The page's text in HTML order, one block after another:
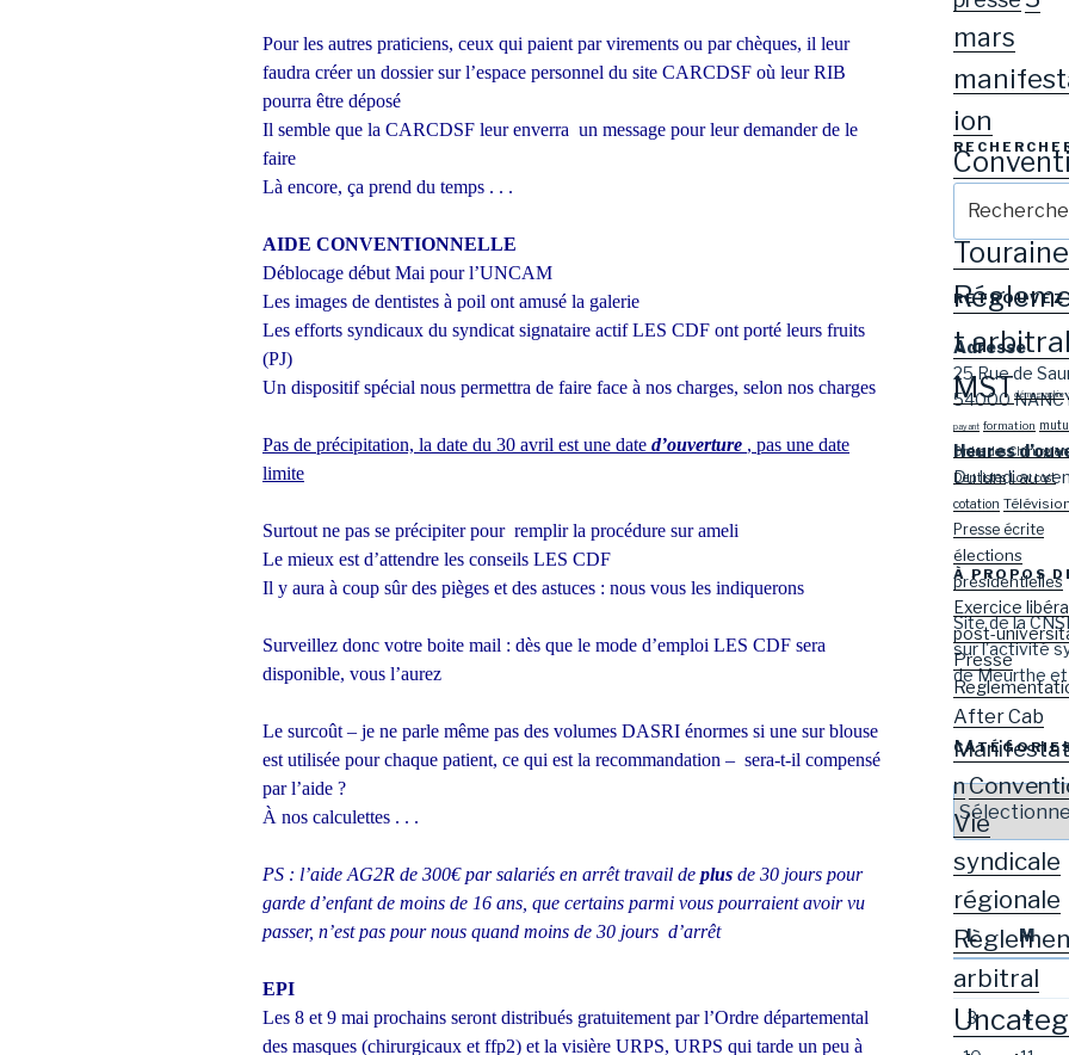
Pour les autres praticiens, ceux qui paient par virements ou par chèques, il leur
faudra créer un dossier sur l’espace personnel du site CARCDSF où leur RIB
pourra être déposé
Il semble que la CARCDSF leur enverra un message pour leur demander de le
faire
Là encore, ça prend du temps . . .
AIDE CONVENTIONNELLE
Déblocage début Mai pour l’UNCAM
Les images de dentistes à poil ont amusé la galerie
Les efforts syndicaux du syndicat signataire actif LES CDF ont porté leurs fruits
(PJ)
Un dispositif spécial nous permettra de faire face à nos charges, selon nos charges
Pas de précipitation, la date du 30 avril est une date d’ouverture , pas une date
limite
Surtout ne pas se précipiter pour remplir la procédure sur ameli
Le mieux est d’attendre les conseils LES CDF
Il y aura à coup sûr des pièges et des astuces : nous vous les indiquerons
Surveillez donc votre boite mail : dès que le mode d’emploi LES CDF sera
disponible, vous l’aurez
Le surcoût – je ne parle même pas des volumes DASRI énormes si une sur blouse
est utilisée pour chaque patient, ce qui est la recommandation – sera-t-il compensé
par l’aide ?
À nos calculettes . . .
PS : l’aide AG2R de 300€ par salariés en arrêt travail de plus de 30 jours pour
garde d’enfant de moins de 16 ans, que certains parmi vous pourraient avoir vu
passer, n’est pas pour nous quand moins de 30 jours d’arrêt
EPI
Les 8 et 9 mai prochains seront distribués gratuitement par l’Ordre départemental
des masques (chirurgicaux et ffp2) et la visière URPS, URPS qui tarde un peu à
mars
ion
nMarisol
Touraine
t
MSTdémographie
payant formation
Ordre des
Dentistes Low cost
cotation
Presse écrite
élections
présidentielles
Exercice
post-
Presse
After Cab
n
Vie
syndicale
régionale
arbitral
pour
:
Adresse
25 Rue de
54000
Heures
Du lundi au
À PROPOS
Site de la
sur l'activité
de Meurthe
Catégories
L M
3
4